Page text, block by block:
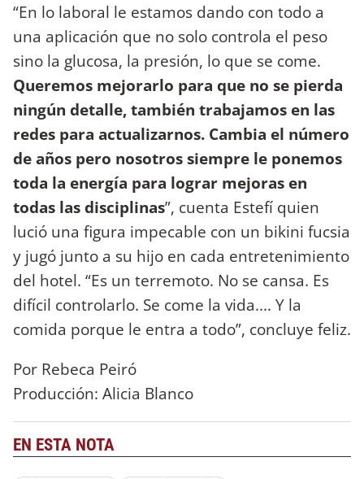
“En lo laboral le estamos dando con todo a
una aplicación que no solo controla el peso
sino la glucosa, la presión, lo que se come.
Queremos mejorarlo para que no se pierda
ningún detalle, también trabajamos en las
redes para actualizarnos. Cambia el número
de años pero nosotros siempre le ponemos
toda la energía para lograr mejoras en
todas las disciplinas”, cuenta Estefí quien
lució una figura impecable con un bikini fucsia
y jugó junto a su hijo en cada entretenimiento
del hotel. “Es un terremoto. No se cansa. Es
difícil controlarlo. Se come la vida.... Y la
comida porque le entra a todo”, concluye feliz.
Por Rebeca Peiró
Producción: Alicia Blanco
EN ESTA NOTA